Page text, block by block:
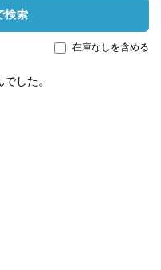
検索
在庫なしを含める
した。